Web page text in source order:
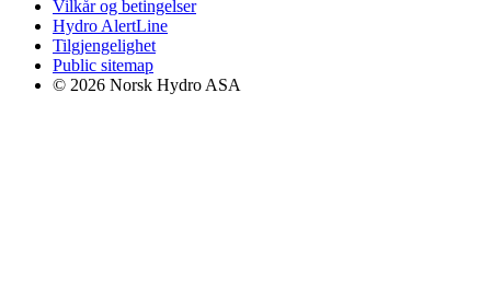
Vilkår og betingelser
Hydro AlertLine
Tilgjengelighet
Public sitemap
© 2026 Norsk Hydro ASA